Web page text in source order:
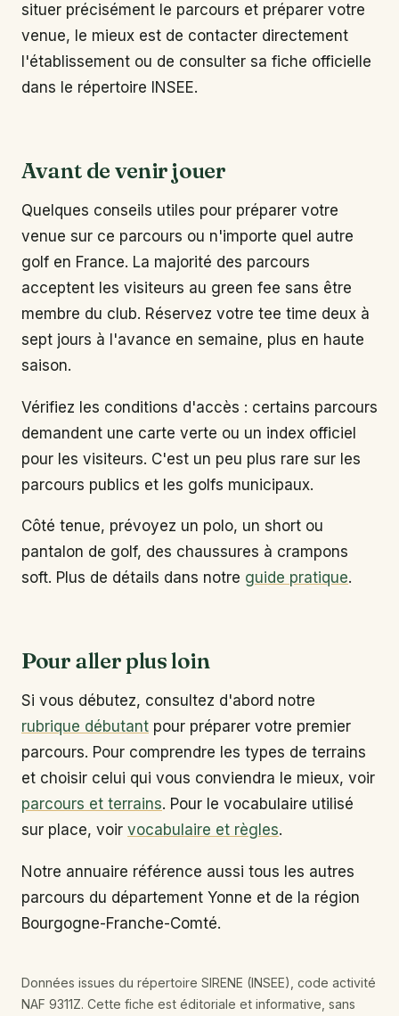
situer précisément le parcours et préparer votre
venue, le mieux est de contacter directement
l'établissement ou de consulter sa fiche officielle
dans le répertoire INSEE.
Avant de venir jouer
Quelques conseils utiles pour préparer votre
venue sur ce parcours ou n'importe quel autre
golf en France. La majorité des parcours
acceptent les visiteurs au green fee sans être
membre du club. Réservez votre tee time deux à
sept jours à l'avance en semaine, plus en haute
saison.
Vérifiez les conditions d'accès : certains parcours
demandent une carte verte ou un index officiel
pour les visiteurs. C'est un peu plus rare sur les
parcours publics et les golfs municipaux.
Côté tenue, prévoyez un polo, un short ou
pantalon de golf, des chaussures à crampons
soft. Plus de détails dans notre guide pratique.
Pour aller plus loin
Si vous débutez, consultez d'abord notre
rubrique débutant pour préparer votre premier
parcours. Pour comprendre les types de terrains
et choisir celui qui vous conviendra le mieux, voir
parcours et terrains. Pour le vocabulaire utilisé
sur place, voir vocabulaire et règles.
Notre annuaire référence aussi tous les autres
parcours du département Yonne et de la région
Bourgogne-Franche-Comté.
Données issues du répertoire SIRENE (INSEE), code activité
NAF 9311Z. Cette fiche est éditoriale et informative, sans